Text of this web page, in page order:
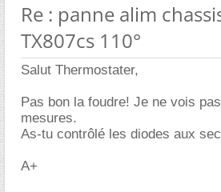
Re : panne alim
TX807cs 110°
Salut Thermostater,
Pas bon la foudre! Je ne vois
mesures.
As-tu contrôlé les diodes aux
A+